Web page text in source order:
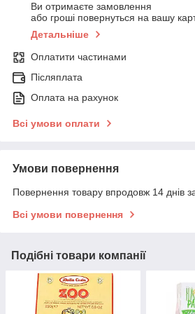
Ви отримаєте замовлення
або гроші повернуться на вашу
Детальніше
Оплатити частинами
Післяплата
Оплата на рахунок
Всі умови оплати
Умови повернення
Повернення товару впродовж 14 днів
Всі умови повернення
Подібні товари компанії